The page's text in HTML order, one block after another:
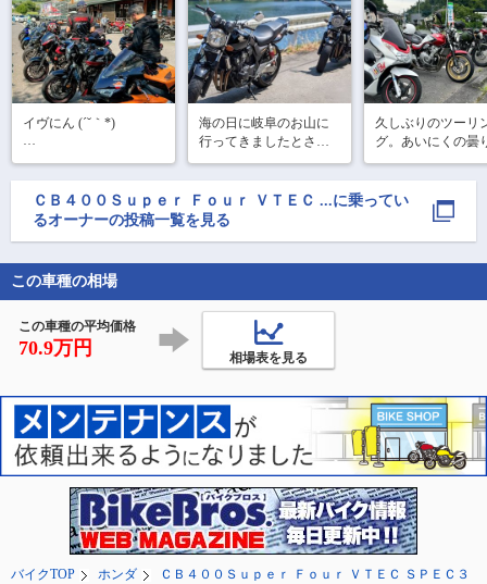
イヴにん (´˘｀*)
7月19日(日)の ｢リベン
ジツーリング第2弾｣⑤
@122025 さんプロデュ
ースの福島ツーリング
｢道の駅ばんだい ｣で休
憩！🚬😎☕️
海の日に岐阜のお山に
行ってきましたとさ。
愛知周辺でおすすめツ
ーリングスポット教え
てくれると嬉しいで
久しぶりのツーリ
グ。あいにくの曇
したが、逆に涼し
快適でした⭐️
ＣＢ４００Ｓｕｐｅｒ Ｆｏｕｒ ＶＴＥＣ ...に乗ってい
るオーナーの投稿一覧を見る
この車種の相場
この車種の平均価格
70.9万円 相場表を見る
バイクTOP ホンダ ＣＢ４００Ｓｕｐｅｒ Ｆｏｕｒ ＶＴＥＣ ＳＰＥＣ３